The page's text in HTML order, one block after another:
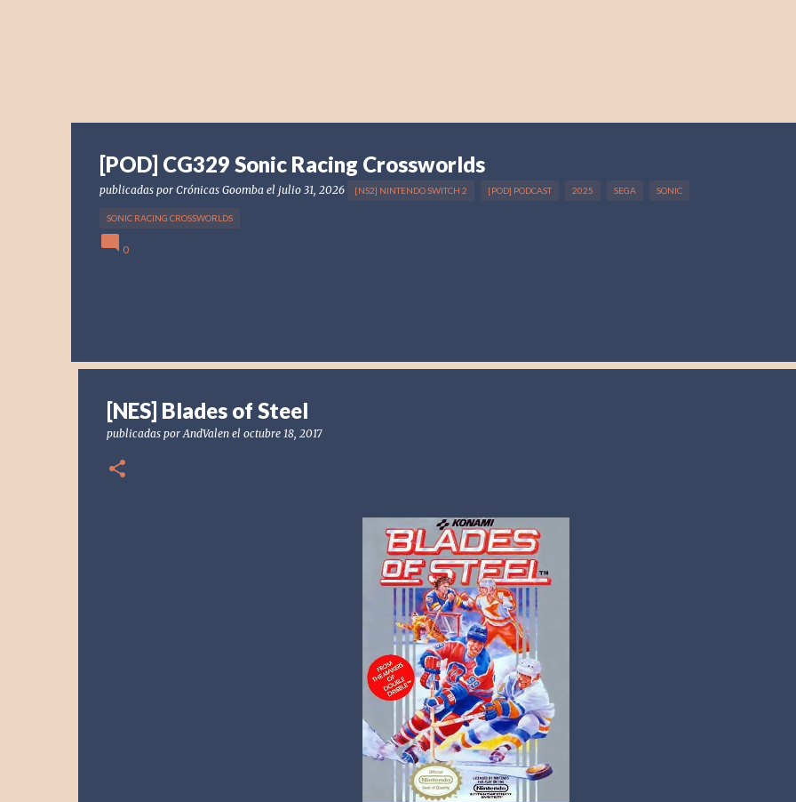
[POD] CG329 Sonic Racing Crossworlds
publicadas por Crónicas Goomba el julio 31, 2026 [NS2] NINTENDO SWITCH 2 [POD] PODCAST 2025 SEGA SONIC
SONIC RACING CROSSWORLDS
0
[NES] Blades of Steel
publicadas porAndValen el octubre 18, 2017